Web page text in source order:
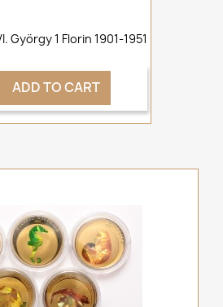
György 1 Florin 1901-1951
ADD TO CART